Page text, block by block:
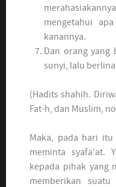
mengetahui
kanannya.
Dan orang yang
sunyi, lalu
(Hadits shahih.
Fat-h, dan Muslim,
Maka, pada hari
meminta syafa'at.
kepada pihak yang
memberikan